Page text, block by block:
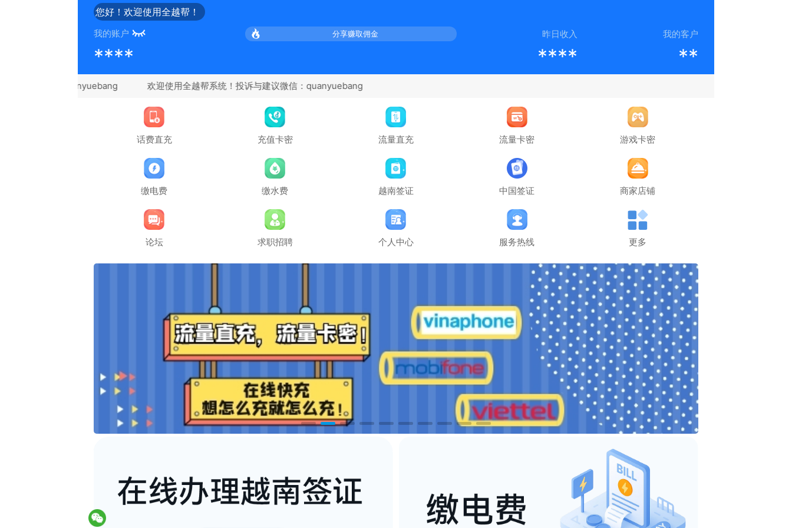
您好！欢迎使用全越帮！
我的账户 分享赚取佣金 昨日收入 我的客户
**** **** **
建议微信：quanyuebang
话费直充 充值卡密 流量直充 流量卡密 游戏卡密
缴电费 缴水费 越南签证 中国签证 商家店铺
论坛 求职招聘 个人中心 服务热线 更多